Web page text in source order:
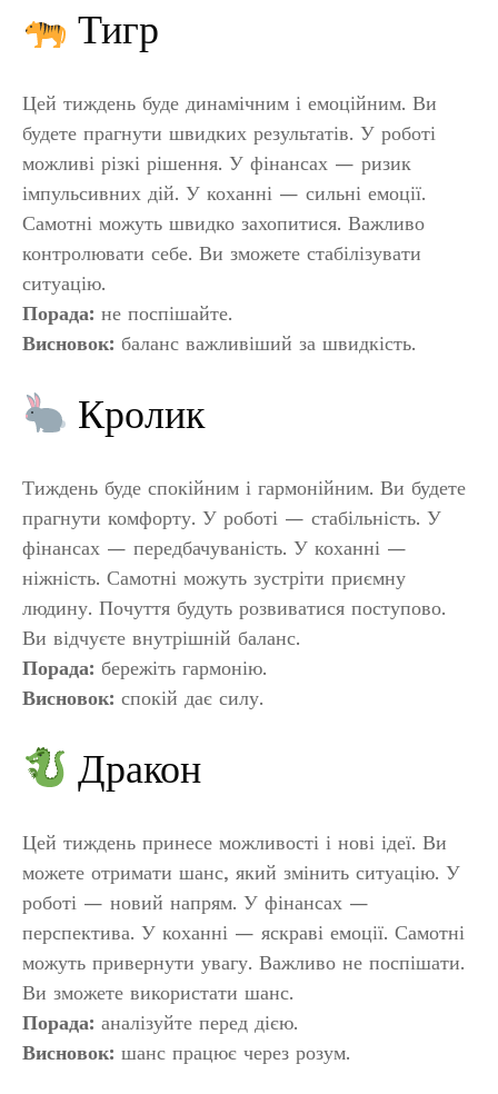
Тигр
Цей тиждень буде динамічним і емоційним. Ви
будете прагнути швидких результатів. У роботі
можливі різкі рішення. У фінансах — ризик
імпульсивних дій. У коханні — сильні емоції.
Самотні можуть швидко захопитися. Важливо
контролювати себе. Ви зможете стабілізувати
ситуацію.
Порада: не поспішайте.
Висновок: баланс важливіший за швидкість.
Кролик
Тиждень буде спокійним і гармонійним. Ви будете
прагнути комфорту. У роботі — стабільність. У
фінансах — передбачуваність. У коханні —
ніжність. Самотні можуть зустріти приємну
людину. Почуття будуть розвиватися поступово.
Ви відчуєте внутрішній баланс.
Порада: бережіть гармонію.
Висновок: спокій дає силу.
Дракон
Цей тиждень принесе можливості і нові ідеї. Ви
можете отримати шанс, який змінить ситуацію. У
роботі — новий напрям. У фінансах —
перспектива. У коханні — яскраві емоції. Самотні
можуть привернути увагу. Важливо не поспішати.
Ви зможете використати шанс.
Порада: аналізуйте перед дією.
Висновок: шанс працює через розум.